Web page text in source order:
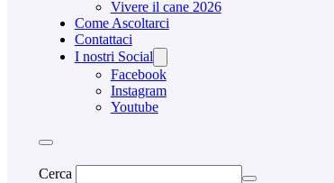
Vivere il cane 2026
Come Ascoltarci
Contattaci
I nostri Social
Facebook
Instagram
Youtube
Cerca